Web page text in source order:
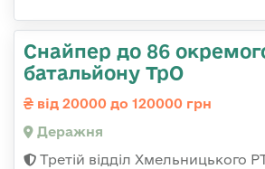
Снайпер до 86
батальйону ТрО
від 20000 до 120000 грн
Деражня
Третій відділ Хмельницького